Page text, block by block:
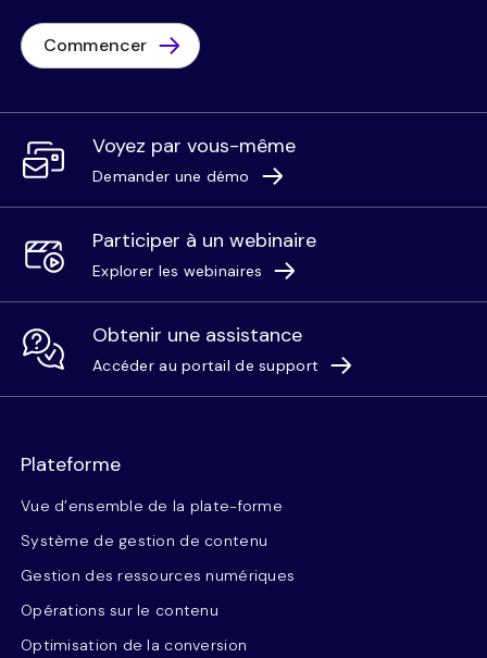
Commencer
Voyez par vous-même
Demander une démo
Participer à un webinaire
Explorer les webinaires
Obtenir une assistance
Accéder au portail de support
Plateforme
Vue d’ensemble de la plate-forme
Système de gestion de contenu
Gestion des ressources numériques
Opérations sur le contenu
Optimisation de la conversion